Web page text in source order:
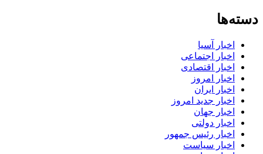
دسته‌ها
اخبار آسیا
اخبار اجتماعی
اخبار اقتصادی
اخبار امروز
اخبار ایران
اخبار جدید امروز
اخبار جهان
اخبار دولتی
اخبار رئیس جمهور
اخبار سیاست